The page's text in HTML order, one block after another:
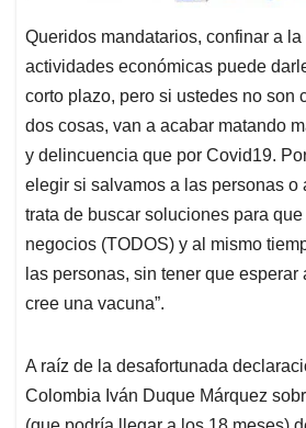
Queridos mandatarios, confinar a
actividades económicas puede
corto plazo, pero si ustedes no son
dos cosas, van a acabar matando
y delincuencia que por Covid19.
elegir si salvamos a las personas o
trata de buscar soluciones para
negocios (TODOS) y al mismo
las personas, sin tener que esperar
cree una vacuna”.
A raíz de la desafortunada
Colombia Iván Duque Márquez